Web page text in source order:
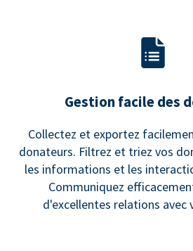
Gestion facile des
Collectez et exportez
donateurs. Filtrez et triez vos
les informations et les
Communiquez
d'excellentes relations avec